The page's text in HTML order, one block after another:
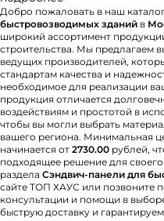
Добро пожаловать в наш
быстровозводимых зданий в
широкий ассортимент
строительства. Мы предлагаем
ведущих производителей,
стандартам качества и
необходимое для реализации
продукция отличается
воздействиям и простотой в
чтобы вы могли выбрать
вашего региона. Минимальная
начинается от 2730.00 рублей,
подходящее решение для
раздела Сэндвич-панели для
сайте ТОП ХАУС или позвоните
консультации и помощи в
быструю доставку и